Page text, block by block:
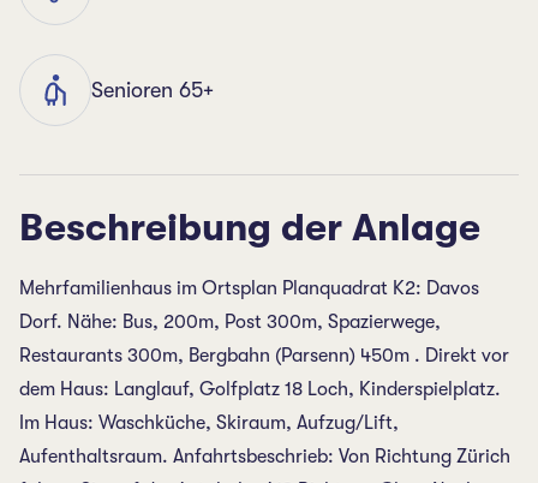
Senioren 65+
Beschreibung der Anlage
Mehrfamilienhaus im Ortsplan Planquadrat K2: Davos
Dorf. Nähe: Bus, 200m, Post 300m, Spazierwege,
Restaurants 300m, Bergbahn (Parsenn) 450m . Direkt vor
dem Haus: Langlauf, Golfplatz 18 Loch, Kinderspielplatz.
Im Haus: Waschküche, Skiraum, Aufzug/Lift,
Aufenthaltsraum. Anfahrtsbeschrieb: Von Richtung Zürich